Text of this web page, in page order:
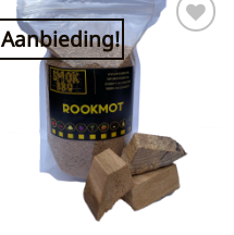
Aanbieding!
Toevoegen
verlanglijst